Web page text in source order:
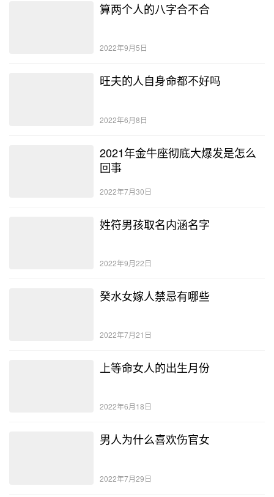
算两个人的八字合不合
2022年9月5日
旺夫的人自身命都不好吗
2022年6月8日
2021年金牛座彻底大爆发是怎么
回事
2022年7月30日
姓符男孩取名内涵名字
2022年9月22日
癸水女嫁人禁忌有哪些
2022年7月21日
上等命女人的出生月份
2022年6月18日
男人为什么喜欢伤官女
2022年7月29日